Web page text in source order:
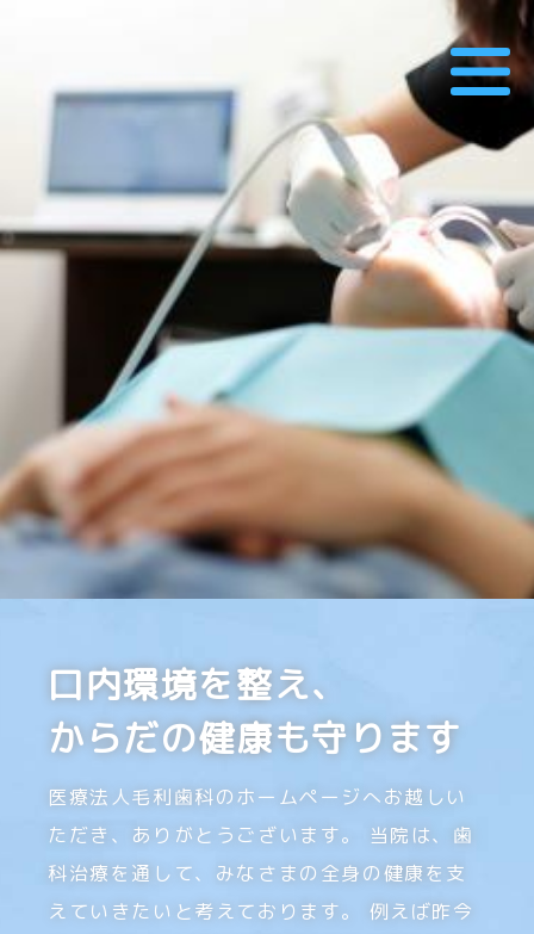
口内環境を整え、
からだの健康も守ります
医療法人毛利歯科のホームページへお越しい
ただき、ありがとうございます。
当院は、歯
科治療を通して、みなさまの全身の健康を支
えていきたいと考えております。
例えば昨今